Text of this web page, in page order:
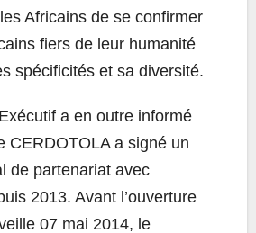
Africains de se confirmer
fiers de leur humanité
spécificités et sa diversité.
a en outre informé
CERDOTOLA a signé un
de partenariat avec
2013. Avant l’ouverture
07 mai 2014, le